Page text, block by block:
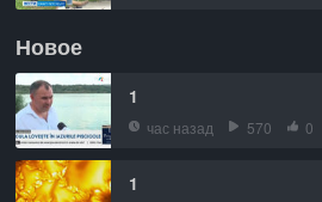
Новое
1
час назад 570 0
1